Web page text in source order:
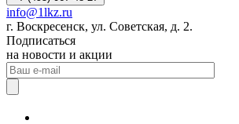
info@1lkz.ru
г. Воскресенск, ул. Советская, д. 2.
Подписаться
на новости и акции